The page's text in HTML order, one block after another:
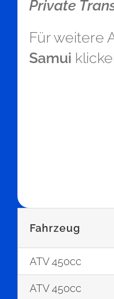
Private
Für weitere
Samui
Fahrzeug
ATV 450cc
ATV 450cc